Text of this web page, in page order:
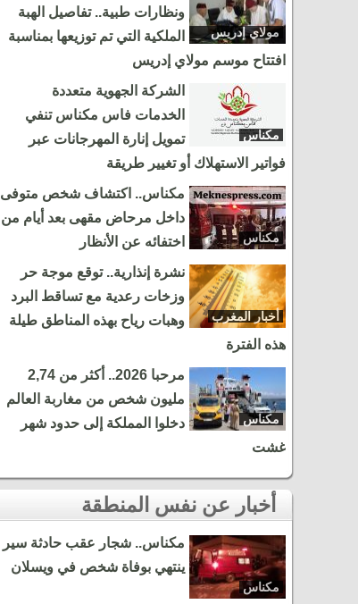
مولاي إدريس
زرهون
ونظارات طبية.. تفاصيل الهبة
الملكية التي تم توزيعها بمناسبة
افتتاح موسم مولاي إدريس
مكناس
الشركة الجهوية متعددة
الخدمات فاس مكناس تنفي
تمويل إنارة المهرجانات عبر
فواتير الاستهلاك أو تغيير طريقة
مكناس
مكناس.. اكتشاف شخص متوفى
داخل مرحاض مقهى بعد أيام من
اختفائه عن الأنظار
أخبار المغرب
نشرة إنذارية.. توقع موجة حر
وزخات رعدية مع تساقط البرد
وهبات رياح بهذه المناطق طيلة
هذه الفترة
مكناس
مرحبا 2026.. أكثر من 2,74
مليون شخص من مغاربة العالم
دخلوا المملكة إلى حدود شهر
غشت
مكناس
مكناس.. شجار عقب حادثة سير
ينتهي بوفاة شخص في ويسلان